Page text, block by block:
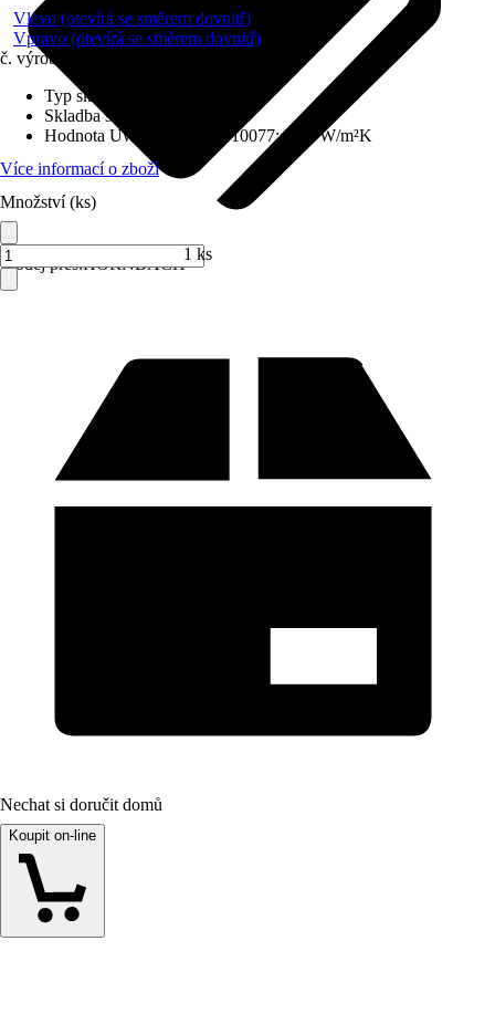
Prodej přes:HORNBACH
Vlevo (otevírá se směrem dovnitř)
Vpravo (otevírá se směrem dovnitř)
č. výrobku
Typ skla
Skladba skla
Trojitě zasklené
Hodnota Uw dle DIN EN 10077:0,98 W/m²K
Více informací o zboží
Množství (ks)
1 ks
Nechat si doručit domů
Koupit on-line